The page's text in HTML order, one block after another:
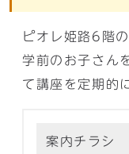
ピオレ姫路6階
学前のお子さん
て講座を定期的
案内チラシ